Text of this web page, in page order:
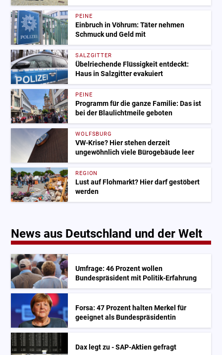
PEINE
Einbruch in Vöhrum: Täter nehmen
Schmuck und Geld mit
SALZGITTER
Übelriechende Flüssigkeit entdeckt:
Haus in Salzgitter evakuiert
PEINE
Programm für die ganze Familie: Das ist
bei der Blaulichtmeile geboten
WOLFSBURG
VW-Krise? Hier stehen derzeit
ungewöhnlich viele Bürogebäude leer
REGION
Lust auf Flohmarkt? Hier darf gestöbert
werden
News aus Deutschland und der Welt
Umfrage: 46 Prozent wollen
Bundespräsident mit Politik-Erfahrung
Forsa: 47 Prozent halten Merkel für
geeignet als Bundespräsidentin
Dax legt zu - SAP-Aktien gefragt